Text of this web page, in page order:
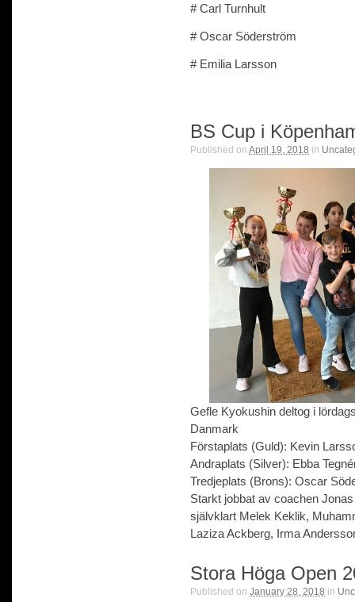
# Carl Turnhult
# Oscar Söderström
# Emilia Larsson
BS Cup i
Published on April 19, 2018 in
Gefle Kyokushin deltog i
Danmark
Förstaplats (Guld): Kevin
Andraplats (Silver): Ebba
Tredjeplats (Brons): Oscar
Starkt jobbat av coachen
självklart Melek Keklik,
Laziza Ackberg, Irma
Stora Höga Open
Published on January 28, 2018 in